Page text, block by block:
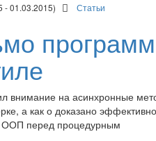
- 01.03.2015) Статьи
внимание на асинхронные
а как о доказано
ООП перед процедурным